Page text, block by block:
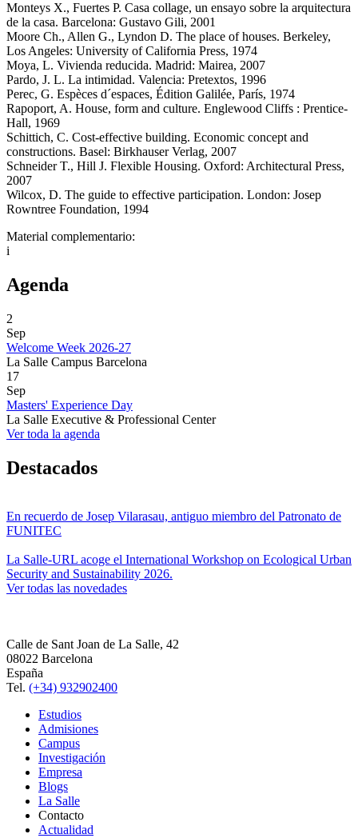
Monteys X., Fuertes P. Casa collage, un ensayo sobre la arquitectura
de la casa. Barcelona: Gustavo Gili, 2001
Moore Ch., Allen G., Lyndon D. The place of houses. Berkeley,
Los Angeles: University of California Press, 1974
Moya, L. Vivienda reducida. Madrid: Mairea, 2007
Pardo, J. L. La intimidad. Valencia: Pretextos, 1996
Perec, G. Espèces d´espaces, Édition Galilée, París, 1974
Rapoport, A. House, form and culture. Englewood Cliffs : Prentice-
Hall, 1969
Schittich, C. Cost-effective building. Economic concept and
constructions. Basel: Birkhauser Verlag, 2007
Schneider T., Hill J. Flexible Housing. Oxford: Architectural Press,
2007
Wilcox, D. The guide to effective participation. London: Josep
Rowntree Foundation, 1994
Material complementario:
i
Agenda
2
Sep
Welcome Week 2026-27
La Salle Campus Barcelona
17
Sep
Masters' Experience Day
La Salle Executive & Professional Center
Ver toda la agenda
Destacados
En recuerdo de Josep Vilarasau, antiguo miembro del Patronato de
FUNITEC
La Salle-URL acoge el International Workshop on Ecological Urban
Security and Sustainability 2026.
Ver todas las novedades
Calle de Sant Joan de La Salle, 42
08022 Barcelona
España
Tel. (+34) 932902400
Estudios
Admisiones
Campus
Investigación
Empresa
Blogs
La Salle
Contacto
Actualidad